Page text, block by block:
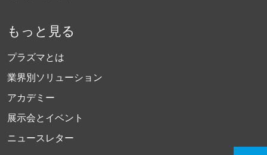
もっと見る
プラズマとは
業界別ソリューション
アカデミー
展示会とイベント
ニュースレター